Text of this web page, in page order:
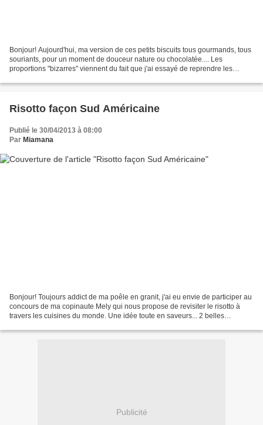
Bonjour! Aujourd'hui, ma version de ces petits biscuits tous gourmands, tous
souriants, pour un moment de douceur nature ou chocolatée.... Les
proportions "bizarres" viennent du fait que j'ai essayé de reprendre les
Risotto façon Sud Américaine
Publié le 30/04/2013 à 08:00
Par Miamana
Bonjour! Toujours addict de ma poêle en granit, j'ai eu envie de participer au
concours de ma copinaute Mely qui nous propose de revisiter le risotto à
travers les cuisines du monde. Une idée toute en saveurs... 2 belles
Publicité